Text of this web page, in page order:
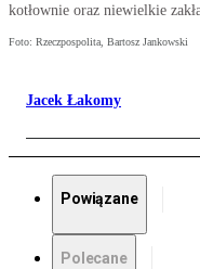
kotłownie oraz niewielkie
Foto: Rzeczpospolita, Bartosz Jankowski
Jacek Łakomy
Powiązane
Polecane